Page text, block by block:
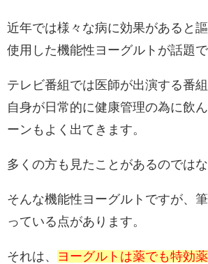
近年では様々な病に効果があると
使用した機能性ヨーグルトが話題で
テレビ番組では医師が出演する番
自身が日常的に健康管理の為に飲
ーンもよく出てきます。
多くの方も見たことがあるのではな
そんな機能性ヨーグルトですが、
っている点があります。
それは、 ヨーグルトは薬でも特効